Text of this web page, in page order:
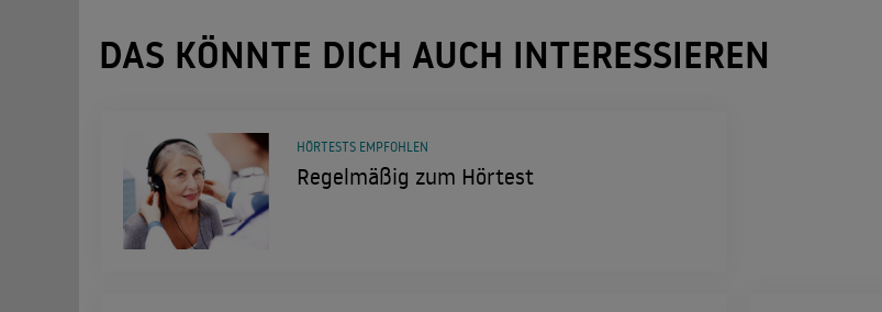
DAS KÖNNTE DICH AUCH INTERESSIEREN
Regelmäßig zum Hörtest
HÖRTESTS EMPFOHLEN